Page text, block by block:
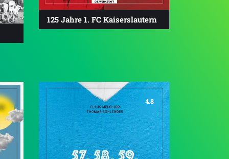
125 Jahre 1. FC Kaiserslautern
4.8